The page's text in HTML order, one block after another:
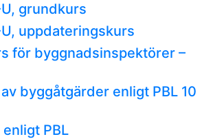
grundkurs
uppdateringskurs
för byggnadsinspektörer –
byggåtgärder enligt PBL 10
PBL